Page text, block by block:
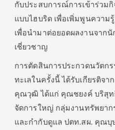
กับประสบการณ์การเข้าร่วมกิ
แบบไฮบริด เพื่อเพิ่มพูนความ
เพื่อนำมาต่อยอดผลงานจาก
เชี่ยวชาญ
การตัดสินการประกวดนวัตก
ทะเลในครั้งนี้ ได้รับเกียรติจ
คุณวุฒิ ได้แก่ คุณชยงค์ บริสุท
จัดการใหญ่ กลุ่มงานทรัพยา
และกำกับดูแล ปตท.สผ. คุณบุ